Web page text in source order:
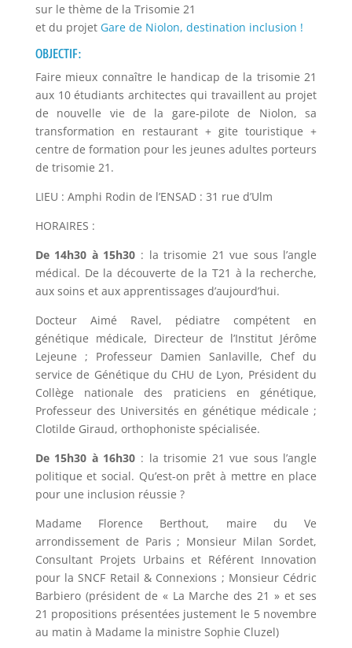
sur le thème de la Trisomie 21
et du projet Gare de Niolon, destination inclusion !
OBJECTIF :
Faire mieux connaître le handicap de la trisomie 21
aux 10 étudiants architectes qui travaillent au projet
de nouvelle vie de la gare-pilote de Niolon, sa
transformation en restaurant + gite touristique +
centre de formation pour les jeunes adultes porteurs
de trisomie 21.
LIEU : Amphi Rodin de l’ENSAD : 31 rue d’Ulm
HORAIRES :
De 14h30 à 15h30 : la trisomie 21 vue sous l’angle
médical. De la découverte de la T21 à la recherche,
aux soins et aux apprentissages d’aujourd’hui.
Docteur Aimé Ravel, pédiatre compétent en
génétique médicale, Directeur de l’Institut Jérôme
Lejeune ; Professeur Damien Sanlaville, Chef du
service de Génétique du CHU de Lyon, Président du
Collège nationale des praticiens en génétique,
Professeur des Universités en génétique médicale ;
Clotilde Giraud, orthophoniste spécialisée.
De 15h30 à 16h30 : la trisomie 21 vue sous l’angle
politique et social. Qu’est-on prêt à mettre en place
pour une inclusion réussie ?
Madame Florence Berthout, maire du Ve
arrondissement de Paris ; Monsieur Milan Sordet,
Consultant Projets Urbains et Référent Innovation
pour la SNCF Retail & Connexions ; Monsieur Cédric
Barbiero (président de « La Marche des 21 » et ses
21 propositions présentées justement le 5 novembre
au matin à Madame la ministre Sophie Cluzel)